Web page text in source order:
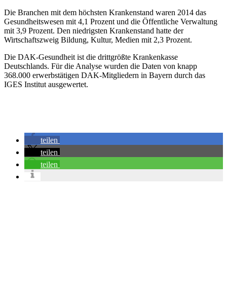
Die Branchen mit dem höchsten Krankenstand waren 2014 das
Gesundheitswesen mit 4,1 Prozent und die Öffentliche Verwaltung
mit 3,9 Prozent. Den niedrigsten Krankenstand hatte der
Wirtschaftszweig Bildung, Kultur, Medien mit 2,3 Prozent.
Die DAK-Gesundheit ist die drittgrößte Krankenkasse
Deutschlands. Für die Analyse wurden die Daten von knapp
368.000 erwerbstätigen DAK-Mitgliedern in Bayern durch das
IGES Institut ausgewertet.
teilen
teilen
teilen